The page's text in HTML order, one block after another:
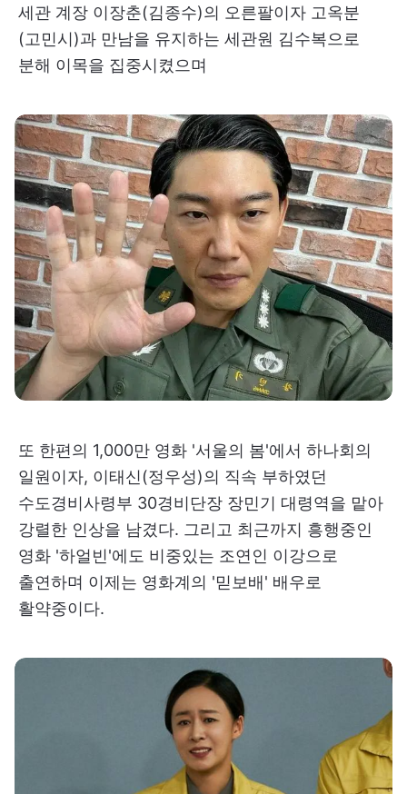
세관 계장 이장춘(김종수)의 오른팔이자 고옥분
(고민시)과 만남을 유지하는 세관원 김수복으로
분해 이목을 집중시켰으며
또 한편의 1,000만 영화 '서울의 봄'에서 하나회의
일원이자, 이태신(정우성)의 직속 부하였던
수도경비사령부 30경비단장 장민기 대령역을 맡아
강렬한 인상을 남겼다. 그리고 최근까지 흥행중인
영화 '하얼빈'에도 비중있는 조연인 이강으로
출연하며 이제는 영화계의 '믿보배' 배우로
활약중이다.